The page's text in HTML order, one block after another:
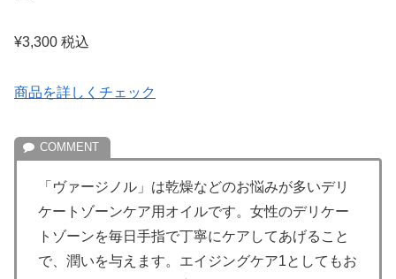
¥3,300 税込
商品を詳しくチェック
「ヴァージノル」は乾燥などのお悩みが多いデリ
ケートゾーンケア用オイルです。女性のデリケー
トゾーンを毎日手指で丁寧にケアしてあげること
で、潤いを与えます。エイジングケア1としてもお